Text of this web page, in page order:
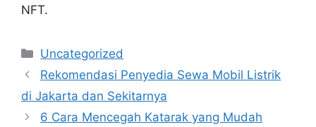
NFT.
Kategori
Uncategorized
Rekomendasi Penyedia Sewa Mobil Listrik
di Jakarta dan Sekitarnya
6 Cara Mencegah Katarak yang Mudah